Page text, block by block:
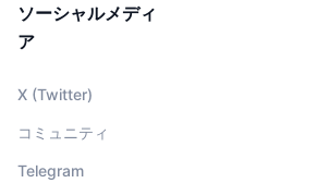
ソーシャルメディ
ア
X (Twitter)
コミュニティ
Telegram